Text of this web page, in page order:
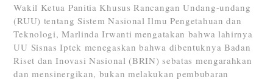
Wakil Ketua Panitia Khusus Rancangan Undang-undang
(RUU) tentang Sistem Nasional Ilmu Pengetahuan dan
Teknologi, Marlinda Irwanti mengatakan bahwa lahirnya
UU Sisnas Iptek menegaskan bahwa dibentuknya Badan
Riset dan Inovasi Nasional (BRIN) sebatas mengarahkan
dan mensinergikan, bukan melakukan pembubaran